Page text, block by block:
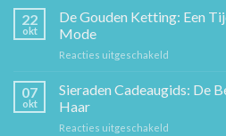
22
okt
De Gouden Ketting: Een
Mode
Reacties uitgeschakeld
Gouden
Ketting:
07
okt
Sieraden Cadeaugids: De
Haar
Reacties uitgeschakeld